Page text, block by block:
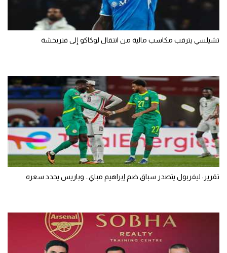
تشيلسي يترقب مكاسب مالية من انتقال لوكاكو إلى فنربخشة
تقرير: ليفربول يتصدر سباق ضم إبراهيم مباي.. وباريس يحدد سعره